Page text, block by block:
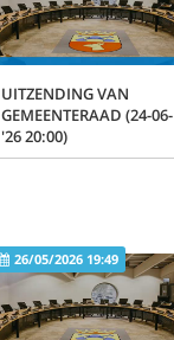
UITZENDING VAN
GEMEENTERAAD (24-06-
'26 20:00)
26/05/2026 19:49